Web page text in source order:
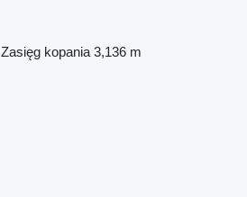
Zasięg kopania 3,136 m